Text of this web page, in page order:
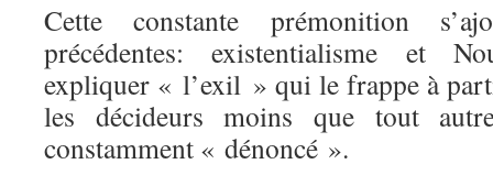
Cette constante prémonition
précédentes: existentialisme et
expliquer « l’exil » qui le frappe à
les décideurs moins que tout
constamment « dénoncé ».